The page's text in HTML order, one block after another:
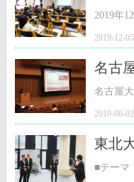
2019年
中国企
中電株
今井氏
2019-12-05
名古
名古屋
日本お
方で最
2019-08-02
東北
■テーマ